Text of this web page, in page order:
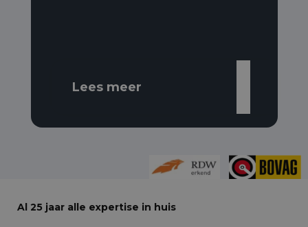
Lees meer
Al 25 jaar alle expertise in huis